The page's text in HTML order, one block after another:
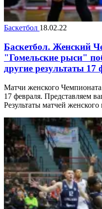
Баскетбол 18.02.22
Баскетбол. Женский
"Гомельские рыси"
другие результаты 17
Матчи женского
17 февраля. Представляем
Результаты матчей